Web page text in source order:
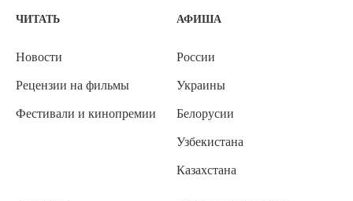
ЧИТАТЬ
Новости
Рецензии на фильмы
Фестивали и кинопремии
АФИША
России
Украины
Белорусии
Узбекистана
Казахстана